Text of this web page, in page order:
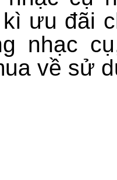
ưu đãi
nhạc
về sử